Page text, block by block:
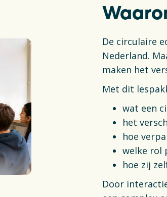
De circulaire
Nederland.
maken het
Met dit
wat een
het
hoe
welke rol
hoe zij
Door